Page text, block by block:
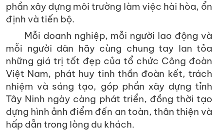
phần xây dựng môi trường làm việc hài hòa, ổn
định và tiến bộ.
Mỗi doanh nghiệp, mỗi người lao động và
mỗi người dân hãy cùng chung tay lan tỏa
những giá trị tốt đẹp của tổ chức Công đoàn
Việt Nam, phát huy tinh thần đoàn kết, trách
nhiệm và sáng tạo, góp phần xây dựng tỉnh
Tây Ninh ngày càng phát triển, đồng thời tạo
dựng hình ảnh điểm đến an toàn, thân thiện và
hấp dẫn trong lòng du khách.